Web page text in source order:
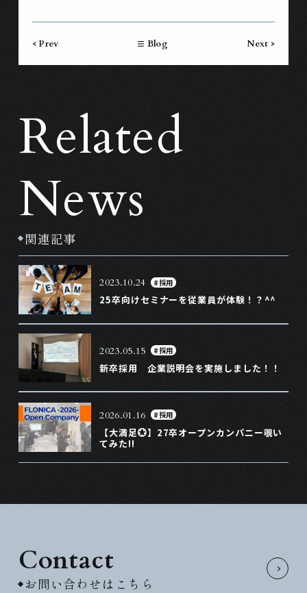
< Prev Blog Next >
Related
News
関連記事
2023.10.24 #採用
25卒向けセミナーを従業員が体験！？^^
2023.05.15 #採用
新卒採用 企業説明会を実施しました！！
2026.01.16 #採用
【大満足💮】27卒オープンカンパニー覗い
てみた!!
Contact
お問い合わせはこちら